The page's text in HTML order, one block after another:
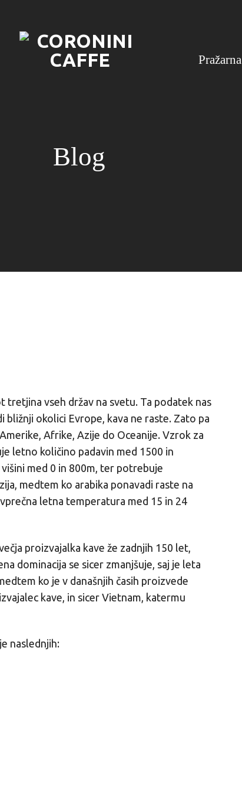
Pražarna
Blog
vseh držav na svetu. Ta podatek nas
okolici Evrope, kava ne raste. Zato pa
Afrike, Azije do Oceanije. Vzrok za
letno količino padavin med 1500 in
med 0 in 800m, ter potrebuje
medtem ko arabika ponavadi raste na
letna temperatura med 15 in 24
proizvajalka kave že zadnjih 150 let,
dominacija se sicer zmanjšuje, saj je leta
ko je v današnjih časih proizvede
kave, in sicer Vietnam, katermu
naslednjih: